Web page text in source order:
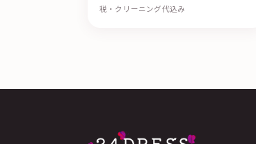
税・クリーニング代込み